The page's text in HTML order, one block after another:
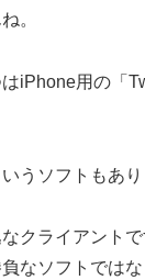
。
iPhone用の「
いうソフトもあ
クライアントで
なソフトでは